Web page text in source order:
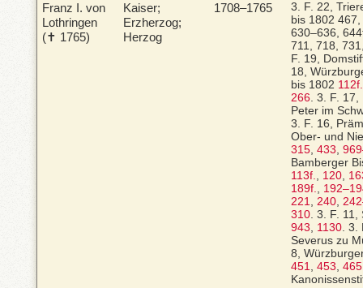
Franz I. von
Lothringen
(✝ 1765)
Kaiser;
Erzherzog;
Herzog
1708–1765
3. F. 22,
bis 1802 467,
630–636,
711, 718,
F. 19,
18,
bis 1802 112f.
266. 3. F. 17,
Peter im
3. F. 16,
Ober- und
315, 433,
Bamberger
113f., 120,
189f.,
221, 240,
310. 3. F. 11,
943, 1130. 3.
Severus zu
8,
451, 453, 465